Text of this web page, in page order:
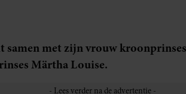
samen met zijn vrouw
Märtha Louise.